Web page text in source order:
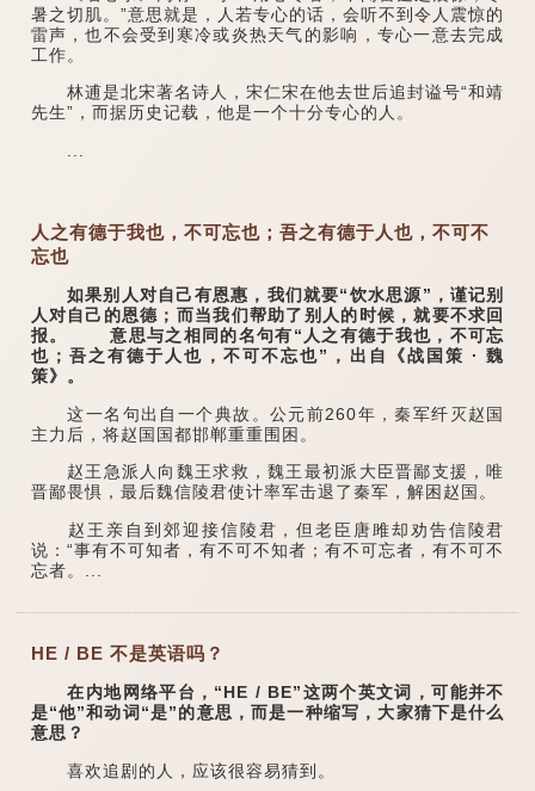
暑之切肌。”意思就是，人若专心的话，会听不到令人震惊的
雷声，也不会受到寒冷或炎热天气的影响，专心一意去完成
工作。
林逋是北宋著名诗人，宋仁宋在他去世后追封谥号“和靖
先生”，而据历史记载，他是一个十分专心的人。
人之有德于我也，不可忘也；吾之有德于人也，不可不
忘也
如果别人对自己有恩惠，我们就要“饮水思源”，谨记别
人对自己的恩德；而当我们帮助了别人的时候，就要不求回
报。 意思与之相同的名句有“人之有德于我也，不可忘
也；吾之有德于人也，不可不忘也”，出自《战国策 · 魏
策》。
这一名句出自一个典故。公元前260年，秦军纤灭赵国
主力后，将赵国国都邯郸重重围困。
赵王急派人向魏王求救，魏王最初派大臣晋鄙支援，唯
晋鄙畏惧，最后魏信陵君使计率军击退了秦军，解困赵国。
赵王亲自到郊迎接信陵君，但老臣唐雎却劝告信陵君
说：“事有不可知者，有不可不知者；有不可忘者，有不可不
忘者。...
HE / BE 不是英语吗？
在内地网络平台，“HE / BE”这两个英文词，可能并不
是“他”和动词“是”的意思，而是一种缩写，大家猜下是什么
意思？
喜欢追剧的人，应该很容易猜到。